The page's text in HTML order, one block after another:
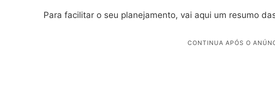
Para facilitar o seu planejamento, vai aqui um resumo